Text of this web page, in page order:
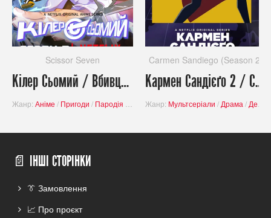
Scissor Seven
Кілер Сьомий / Вбивця з ножицями / Scissor Seven (Сезон 2)
Жанр: Аніме / Пригоди / Пародія Комедія/Завершені проєкти
Carmen Sandiego (Season 2)
Кармен Сандієґо 2 / Carmen Sandiego 2
Жанр: Мультсеріали / Драма / Детектив
📄 ІНШІ СТОРІНКИ
👔 Замовлення
📈 Про проєкт